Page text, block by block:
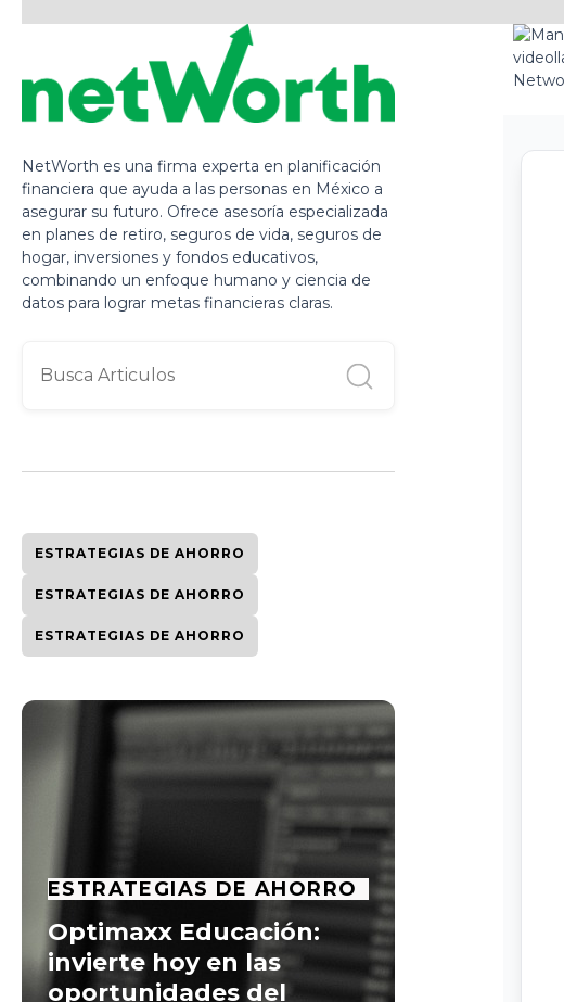
NetWorth es una firma experta en planificación
financiera que ayuda a las personas en México a
asegurar su futuro. Ofrece asesoría especializada
en planes de retiro, seguros de vida, seguros de
hogar, inversiones y fondos educativos,
combinando un enfoque humano y ciencia de
datos para lograr metas financieras claras.
ESTRATEGIAS DE AHORRO
ESTRATEGIAS DE AHORRO
ESTRATEGIAS DE AHORRO
ESTRATEGIAS DE AHORRO
Optimaxx Educación:
invierte hoy en las
oportunidades del